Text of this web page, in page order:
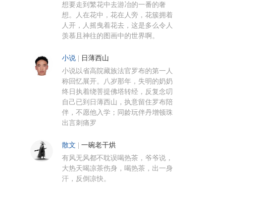
想要走到繁花中去游冶的一番的奢
想。人在花中，花在人旁，花簇拥着
人开，人摇曳着花去，这是多么令人
羡慕且神往的图画中的世界啊。
小说 日薄西山
小说以省高院藏族法官罗布的第一人
称回忆展开。八岁那年，失明的奶奶
终日执着绕菩提佛塔转经，反复念叨
自己已到日薄西山，执意留住罗布陪
伴，不愿他入学；同龄玩伴丹增顿珠
出言刺痛罗
散文 一碗老干烘
有风无风都不耽误喝热茶，爷爷说，
大热天喝凉茶伤身，喝热茶，出一身
汗，反倒凉快。